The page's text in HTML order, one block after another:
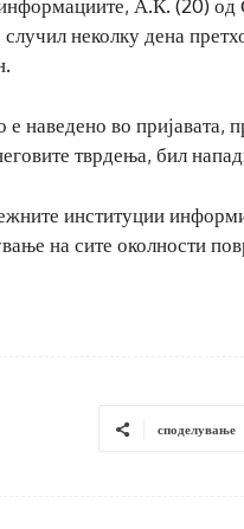
А.К. (20) од
случил неколку дена
е наведено во пријавата,
тврдења, бил
институции
на сите околности
споделување